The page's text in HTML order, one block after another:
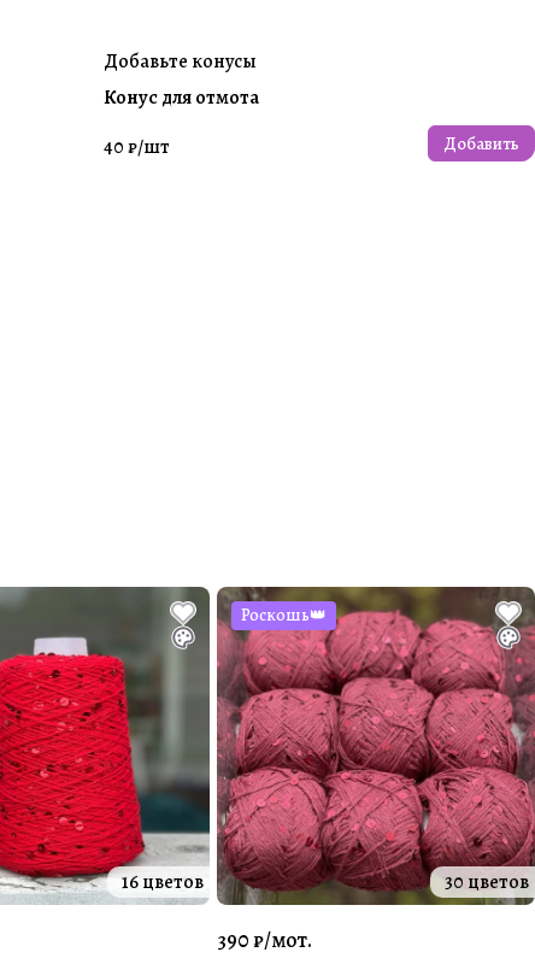
Добавьте конусы
Конус для отмота
40 ₽/шт Добавить
16 цветов
Роскошь👑
30 цветов
390 ₽/мот.